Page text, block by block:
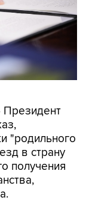
Президент
"родильного
в страну
получения